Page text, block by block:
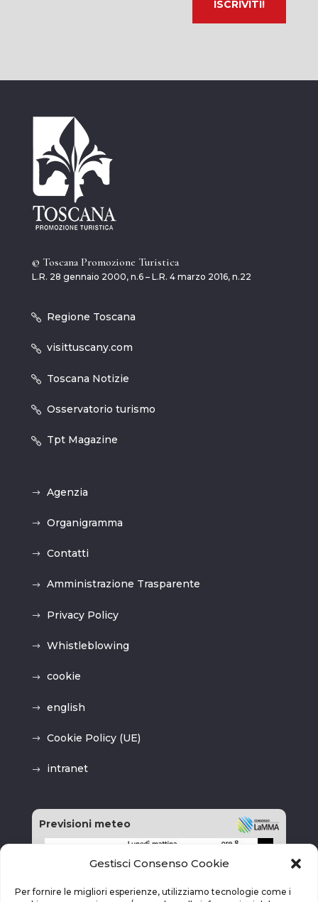
Gestisci Consenso Cookie
Per fornire le migliori esperienze, utilizziamo tecnologie come i
© Toscana Promozione Turistica
L.R. 28 gennaio 2000, n.6 – L.R. 4 marzo 2016, n.22
Regione Toscana
visittuscany.com
Toscana Notizie
Osservatorio turismo
Tpt Magazine
Agenzia
Organigramma
Contatti
Amministrazione Trasparente
Privacy Policy
Whistleblowing
cookie
english
Cookie Policy (UE)
intranet
Previsioni meteo